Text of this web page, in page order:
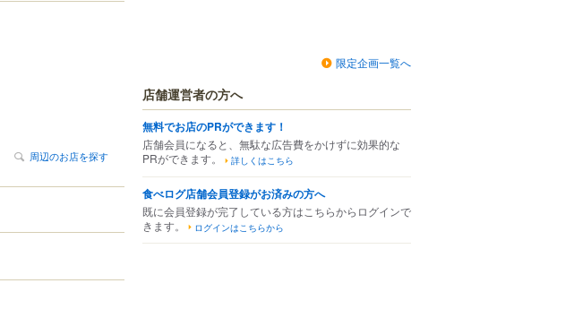
周辺のお店を探す
限定企画一覧へ
店舗運営者の方へ
無料でお店のPRができます！
店舗会員になると、無駄な広告費をかけずに効果的な
PRができます。
詳しくはこちら
食べログ店舗会員登録がお済みの方へ
既に会員登録が完了している方はこちらからログインで
きます。
ログインはこちらから